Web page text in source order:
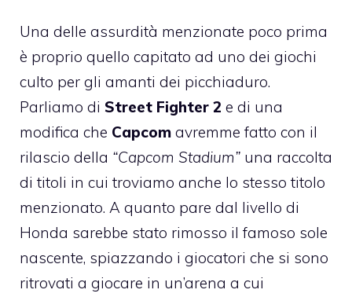
Una delle assurdità menzionate poco prima
è proprio quello capitato ad uno dei giochi
culto per gli amanti dei picchiaduro.
Parliamo di Street Fighter 2 e di una
modifica che Capcom avremme fatto con il
rilascio della “Capcom Stadium” una raccolta
di titoli in cui troviamo anche lo stesso titolo
menzionato. A quanto pare dal livello di
Honda sarebbe stato rimosso il famoso sole
nascente, spiazzando i giocatori che si sono
ritrovati a giocare in un’arena a cui